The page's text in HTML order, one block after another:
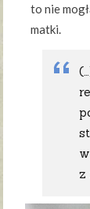
to nie
matki.
z